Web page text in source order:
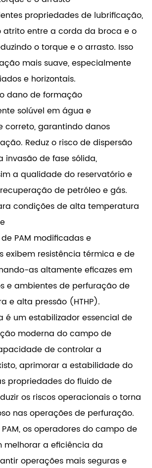
propriedades de lubrificação,
atrito entre a corda da broca e o
o torque e o arrasto. Isso
mais suave, especialmente
e horizontais.
dano de formação
solúvel em água e
correto, garantindo danos
Reduz o risco de dispersão
invasão de fase sólida,
a qualidade do reservatório e
de petróleo e gás.
condições de alta temperatura
PAM modificadas e
exibem resistência térmica e de
as altamente eficazes em
e ambientes de perfuração de
e alta pressão (HTHP).
é um estabilizador essencial de
moderna do campo de
de controlar a
aprimorar a estabilidade do
propriedades do fluido de
os riscos operacionais o torna
nas operações de perfuração.
os operadores do campo de
melhorar a eficiência da
operações mais seguras e